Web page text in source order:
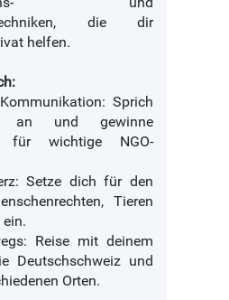
die dir
helfen.
Sprich
an und gewinne
für wichtige NGO-
Setze dich für den
Tieren
Reise mit deinem
Deutschschweiz und
Orten.